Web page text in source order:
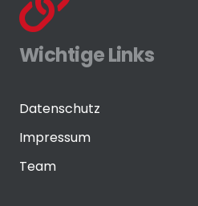
Wichtige Links
Datenschutz
Impressum
Team